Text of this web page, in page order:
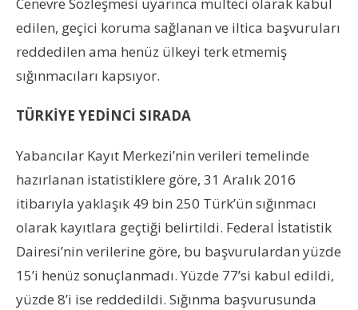
Cenevre Sözleşmesi uyarınca mülteci olarak kabul
edilen, geçici koruma sağlanan ve iltica başvuruları
reddedilen ama henüz ülkeyi terk etmemiş
sığınmacıları kapsıyor.
TÜRKİYE YEDİNCİ SIRADA
Yabancılar Kayıt Merkezi’nin verileri temelinde
hazırlanan istatistiklere göre, 31 Aralık 2016
itibarıyla yaklaşık 49 bin 250 Türk’ün sığınmacı
olarak kayıtlara geçtiği belirtildi. Federal İstatistik
Dairesi’nin verilerine göre, bu başvurulardan yüzde
15’i henüz sonuçlanmadı. Yüzde 77’si kabul edildi,
yüzde 8’i ise reddedildi. Sığınma başvurusunda